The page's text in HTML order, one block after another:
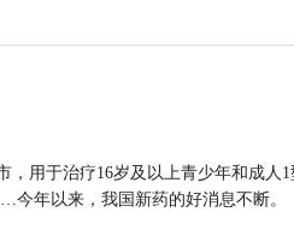
用于治疗16岁及以上青少年和成人
年以来，我国新药的好消息不断。